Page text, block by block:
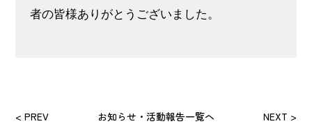
者の皆様ありがとうございました。
< PREV お知らせ・活動報告一覧へ NEXT >